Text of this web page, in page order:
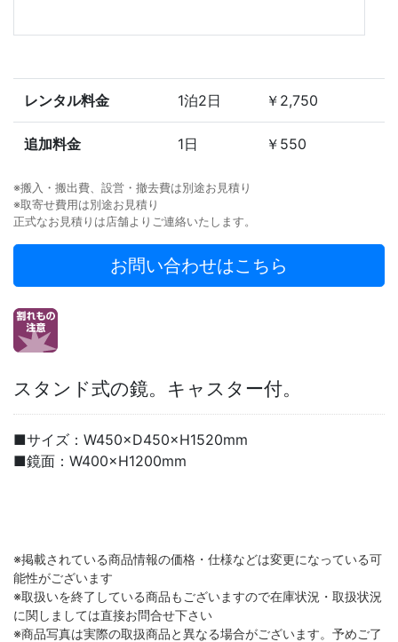
レンタル料金 1泊2日 ￥2,750
追加料金 1日 ￥550
※搬入・搬出費、設営・撤去費は別途お見積り
※取寄せ費用は別途お見積り
正式なお見積りは店舗よりご連絡いたします。
お問い合わせはこちら
スタンド式の鏡。キャスター付。
■サイズ：W450×D450×H1520mm
■鏡面：W400×H1200mm
※掲載されている商品情報の価格・仕様などは変更になっている可
能性がございます
※取扱いを終了している商品もございますので在庫状況・取扱状況
に関しましては直接お問合せ下さい
※商品写真は実際の取扱商品と異なる場合がございます。予めご了